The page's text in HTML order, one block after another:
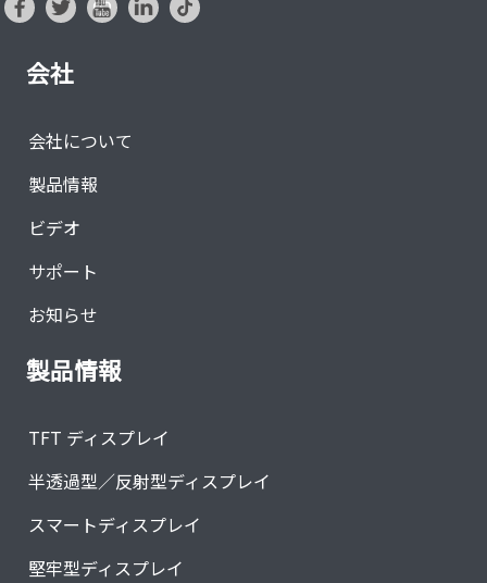
会社
会社について
製品情報
ビデオ
サポート
お知らせ
製品情報
TFT ディスプレイ
半透過型／反射型ディスプレイ
スマートディスプレイ
堅牢型ディスプレイ